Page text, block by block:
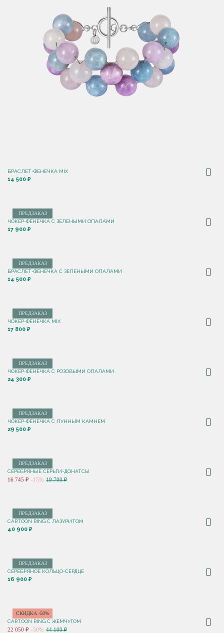
БРАСЛЕТ-ФЕНЕЧКА MIX
14 500 ₽
ПРЕДЗАКАЗ
ЧОКЕР-ФЕНЕЧКА С ЗЕЛЕНЫМИ ОПАЛАМИ
17 900 ₽
ПРЕДЗАКАЗ
БРАСЛЕТ-ФЕНЕЧКА С ЗЕЛЕНЫМИ ОПАЛАМИ
14 500 ₽
ПРЕДЗАКАЗ
ЧОКЕР-ФЕНЕЧКА MIX
17 800 ₽
ПРЕДЗАКАЗ
ЧОКЕР-ФЕНЕЧКА С РОЗОВЫМИ ОПАЛАМИ
24 300 ₽
ПРЕДЗАКАЗ
ЧОКЕР-ФЕНЕЧКА С ЛУННЫМ КАМНЕМ
29 500 ₽
ПРЕДЗАКАЗ
СЕРЕБРЯНЫЕ СЕРЬГИ-ДОНАТСЫ
16 745 ₽ -15% 19 700 ₽
ПРЕДЗАКАЗ
CARTOON RING С ЛАЗУРИТОМ
40 900 ₽
ПРЕДЗАКАЗ
СЕРЕБРЯНОЕ КОЛЬЦО-СЕРДЦЕ
16 900 ₽
СКИДКА -50%
CARTOON RING С ЖЕМЧУГОМ
22 050 ₽ -50% 44 100 ₽